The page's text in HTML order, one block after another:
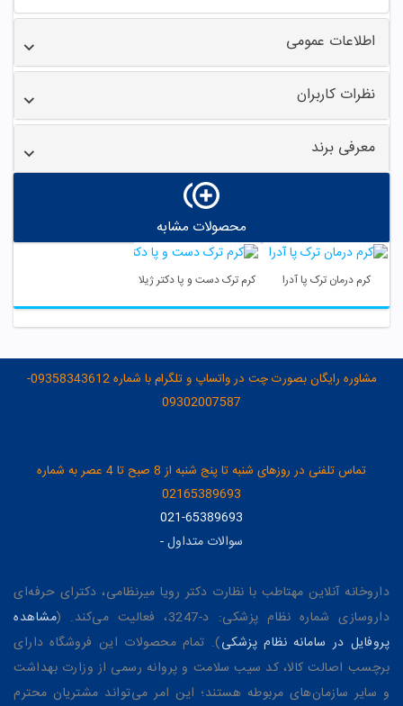
اطلاعات عمومی
نظرات کاربران
معرفی برند
محصولات مشابه
کرم درمان ترک پا آدرا کرم ترک دست و پا دکتر ژیلا
مشاوره رایگان بصورت چت در واتساپ و تلگرام با شماره 09358343612-
09302007587
تماس تلفنی در روزهای شنبه تا پنج شنبه از 8 صبح تا 4 عصر به شماره
02165389693
021-65389693
سوالات متداول-
داروخانه آنلاین مهتاطب با نظارت دکتر رویا میرنظامی، دکترای حرفه‌ای
داروسازی شماره نظام پزشکی: د-3247، فعالیت می‌کند. (
مشاهده
پروفایل در سامانه نظام پزشکی). تمام محصولات این فروشگاه دارای
برچسب اصالت کالا، کد سیب سلامت و پروانه رسمی از وزارت بهداشت
و سایر سازمان‌های مربوطه هستند؛ این امر می‌تواند مشتریان محترم